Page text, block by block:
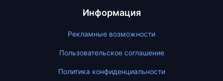
Информация
Рекламные возможности
Пользовательское соглашение
Политика конфиденциальности